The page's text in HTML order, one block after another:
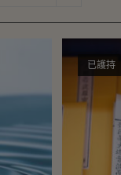
已護持